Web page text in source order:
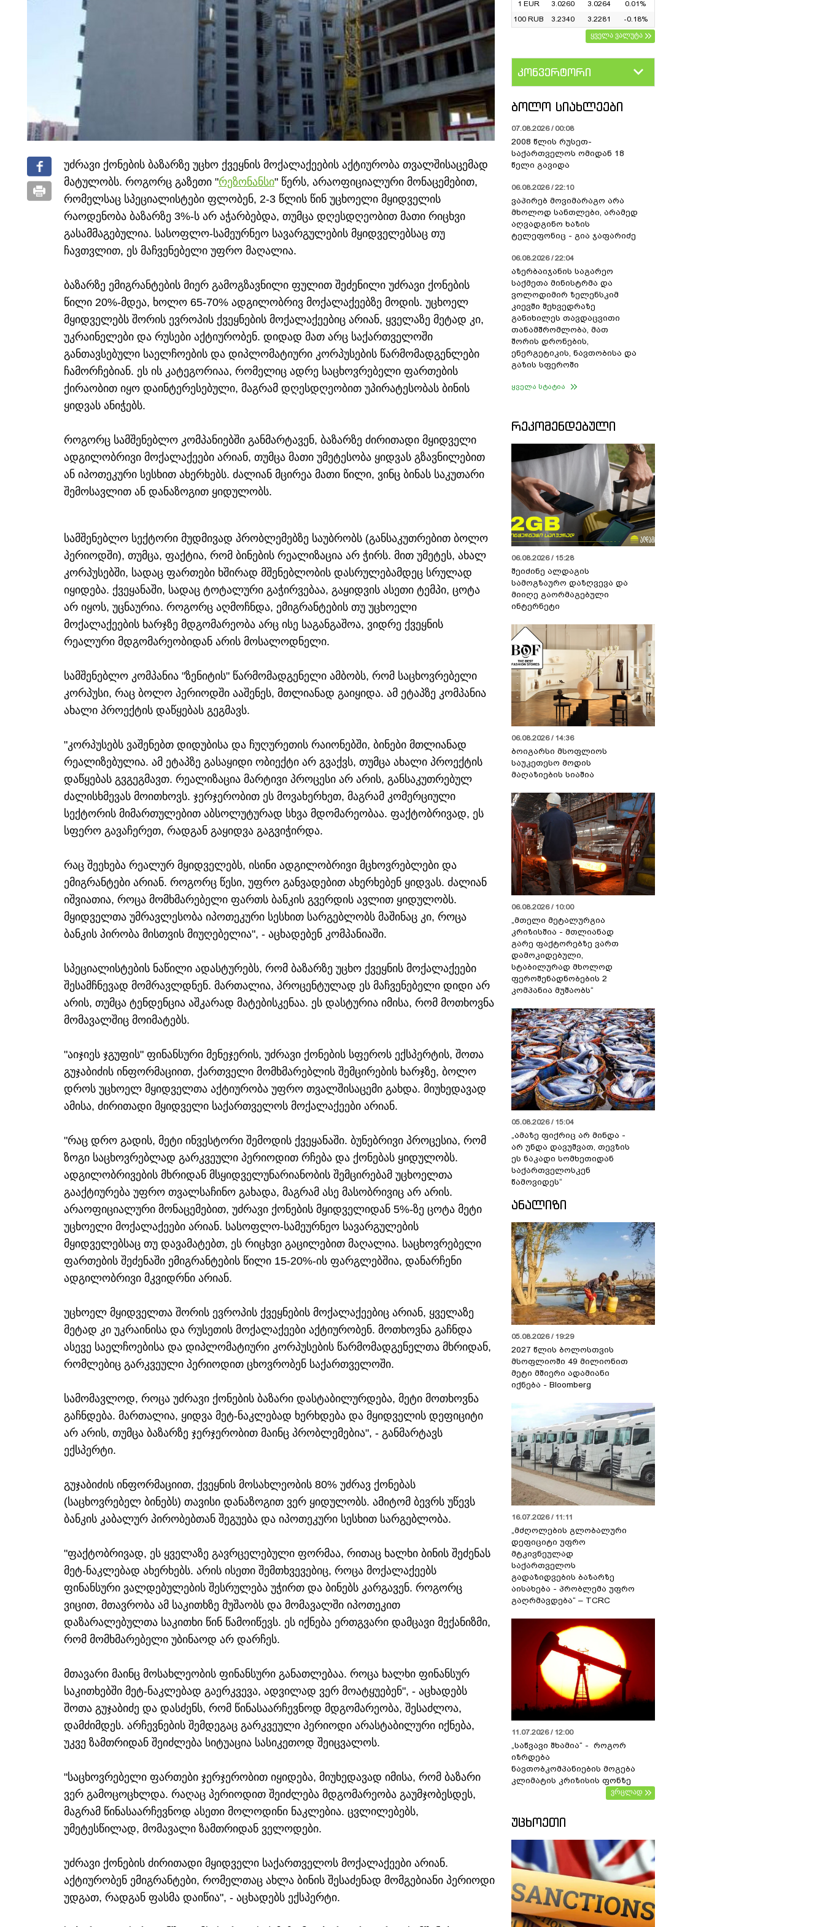
უძრავი ქონების ბაზარზე უცხო ქვეყნის მოქალაქეების აქტიურობა თვალშისაცემად
მატულობს. როგორც გაზეთი "რეზონანსი" წერს, არაოფიციალური მონაცემებით,
რომელსაც სპეციალისტები ფლობენ, 2-3 წლის წინ უცხოელი მყიდველის
რაოდენობა ბაზარზე 3%-ს არ აჭარბებდა, თუმცა დღესდღეობით მათი რიცხვი
გასამმაგებულია. სასოფლო-სამეურნეო სავარგულების მყიდველებსაც თუ
ჩავთვლით, ეს მაჩვენებელი უფრო მაღალია.
ბაზარზე ემიგრანტების მიერ გამოგზავნილი ფულით შეძენილი უძრავი ქონების
წილი 20%-მდეა, ხოლო 65-70% ადგილობრივ მოქალაქეებზე მოდის. უცხოელ
მყიდველებს შორის ევროპის ქვეყნების მოქალაქეებიც არიან, ყველაზე მეტად კი,
უკრაინელები და რუსები აქტიურობენ. დიდად მათ არც საქართველოში
განთავსებული საელჩოების და დიპლომატიური კორპუსების წარმომადგენლები
ჩამორჩებიან. ეს ის კატეგორიაა, რომელიც ადრე საცხოვრებელი ფართების
ქირაობით იყო დაინტერესებული, მაგრამ დღესდღეობით უპირატესობას ბინის
ყიდვას ანიჭებს.
როგორც სამშენებლო კომპანიებში განმარტავენ, ბაზარზე ძირითადი მყიდველი
ადგილობრივი მოქალაქეები არიან, თუმცა მათი უმეტესობა ყიდვას გზავნილებით
ან იპოთეკური სესხით ახერხებს. ძალიან მცირეა მათი წილი, ვინც ბინას საკუთარი
შემოსავლით ან დანაზოგით ყიდულობს.
სამშენებლო სექტორი მუდმივად პრობლემებზე საუბრობს (განსაკუთრებით ბოლო
პერიოდში), თუმცა, ფაქტია, რომ ბინების რეალიზაცია არ ჭირს. მით უმეტეს, ახალ
კორპუსებში, სადაც ფართები ხშირად მშენებლობის დასრულებამდეც სრულად
იყიდება. ქვეყანაში, სადაც ტოტალური გაჭირვებაა, გაყიდვის ასეთი ტემპი, ცოტა
არ იყოს, უცნაურია. როგორც აღმოჩნდა, ემიგრანტების თუ უცხოელი
მოქალაქეების ხარჯზე მდგომარეობა არც ისე საგანგაშოა, ვიდრე ქვეყნის
რეალური მდგომარეობიდან არის მოსალოდნელი.
სამშენებლო კომპანია "ზენიტის" წარმომადგენელი ამბობს, რომ საცხოვრებელი
კორპუსი, რაც ბოლო პერიოდში ააშენეს, მთლიანად გაიყიდა. ამ ეტაპზე კომპანია
ახალი პროექტის დაწყებას გეგმავს.
"კორპუსებს ვაშენებთ დიდუბისა და ჩუღურეთის რაიონებში, ბინები მთლიანად
რეალიზებულია. ამ ეტაპზე გასაყიდი ობიექტი არ გვაქვს, თუმცა ახალი პროექტის
დაწყებას გვგეგმავთ. რეალიზაცია მარტივი პროცესი არ არის, განსაკუთრებულ
ძალისხმევას მოითხოვს. ჯერჯერობით ეს მოვახერხეთ, მაგრამ კომერციული
სექტორის მიმართულებით აბსოლუტურად სხვა მდომარეობაა. ფაქტობრივად, ეს
სფერო გავაჩერეთ, რადგან გაყიდვა გაგვიჭირდა.
რაც შეეხება რეალურ მყიდველებს, ისინი ადგილობრივი მცხოვრებლები და
ემიგრანტები არიან. როგორც წესი, უფრო განვადებით ახერხებენ ყიდვას. ძალიან
იშვიათია, როცა მომხმარებელი ფართს ბანკის გვერდის ავლით ყიდულობს.
მყიდველთა უმრავლესობა იპოთეკური სესხით სარგებლობს მაშინაც კი, როცა
ბანკის პირობა მისთვის მიუღებელია", - აცხადებენ კომპანიაში.
სპეციალისტების ნაწილი ადასტურებს, რომ ბაზარზე უცხო ქვეყნის მოქალაქეები
შესამჩნევად მომრავლდნენ. მართალია, პროცენტულად ეს მაჩვენებელი დიდი არ
არის, თუმცა ტენდენცია აშკარად მატებისკენაა. ეს დასტურია იმისა, რომ მოთხოვნა
მომავალშიც მოიმატებს.
"აიჯიეს ჯგუფის" ფინანსური მენეჯერის, უძრავი ქონების სფეროს ექსპერტის, შოთა
გუჯაბიძის ინფორმაციით, ქართველი მომხმარებლის შემცირების ხარჯზე, ბოლო
დროს უცხოელ მყიდველთა აქტიურობა უფრო თვალშისაცემი გახდა. მიუხედავად
ამისა, ძირითადი მყიდველი საქართველოს მოქალაქეები არიან.
"რაც დრო გადის, მეტი ინვესტორი შემოდის ქვეყანაში. ბუნებრივი პროცესია, რომ
ზოგი საცხოვრებლად გარკვეული პერიოდით რჩება და ქონებას ყიდულობს.
ადგილობრივების მხრიდან მსყიდველუნარიანობის შემცირებამ უცხოელთა
გააქტიურება უფრო თვალსაჩინო გახადა, მაგრამ ასე მასობრივიც არ არის.
არაოფიციალური მონაცემებით, უძრავი ქონების მყიდველიდან 5%-ზე ცოტა მეტი
უცხოელი მოქალაქეები არიან. სასოფლო-სამეურნეო სავარგულების
მყიდველებსაც თუ დავამატებთ, ეს რიცხვი გაცილებით მაღალია. საცხოვრებელი
ფართების შეძენაში ემიგრანტების წილი 15-20%-ის ფარგლებშია, დანარჩენი
ადგილობრივი მკვიდრნი არიან.
უცხოელ მყიდველთა შორის ევროპის ქვეყნების მოქალაქეებიც არიან, ყველაზე
მეტად კი უკრაინისა და რუსეთის მოქალაქეები აქტიურობენ. მოთხოვნა გაჩნდა
ასევე საელჩოებისა და დიპლომატიური კორპუსების წარმომადგენელთა მხრიდან,
რომლებიც გარკვეული პერიოდით ცხოვრობენ საქართველოში.
სამომავლოდ, როცა უძრავი ქონების ბაზარი დასტაბილურდება, მეტი მოთხოვნა
გაჩნდება. მართალია, ყიდვა მეტ-ნაკლებად ხერხდება და მყიდველის დეფიციტი
არ არის, თუმცა ბაზარზე ჯერჯერობით მაინც პრობლემებია", - განმარტავს
ექსპერტი.
გუჯაბიძის ინფორმაციით, ქვეყნის მოსახლეობის 80% უძრავ ქონებას
(საცხოვრებელ ბინებს) თავისი დანაზოგით ვერ ყიდულობს. ამიტომ ბევრს უწევს
ბანკის კაბალურ პირობებთან შეგუება და იპოთეკური სესხით სარგებლობა.
"ფაქტობრივად, ეს ყველაზე გავრცელებული ფორმაა, რითაც ხალხი ბინის შეძენას
მეტ-ნაკლებად ახერხებს. არის ისეთი შემთხვევებიც, როცა მოქალაქეებს
ფინანსური ვალდებულების შესრულება უჭირთ და ბინებს კარგავენ. როგორც
ვიცით, მთავრობა ამ საკითხზე მუშაობს და მომავალში იპოთეკით
დაზარალებულთა საკითხი წინ წამოიწევს. ეს იქნება ერთგვარი დამცავი მექანიზმი,
რომ მომხმარებელი უბინაოდ არ დარჩეს.
მთავარი მაინც მოსახლეობის ფინანსური განათლებაა. როცა ხალხი ფინანსურ
საკითხებში მეტ-ნაკლებად გაერკვევა, ადვილად ვერ მოატყუებენ", - აცხადებს
შოთა გუჯაბიძე და დასძენს, რომ წინასაარჩევნოდ მდგომარეობა, შესაძლოა,
დამძიმდეს. არჩევნების შემდეგაც გარკვეული პერიოდი არასტაბილური იქნება,
უკვე ზამთრიდან შეიძლება სიტუაცია სასიკეთოდ შეიცვალოს.
"საცხოვრებელი ფართები ჯერჯერობით იყიდება, მიუხედავად იმისა, რომ ბაზარი
ვერ გამოცოცხლდა. რაღაც პერიოდით შეიძლება მდგომარეობა გაუმჯობესდეს,
მაგრამ წინასაარჩევნოდ ასეთი მოლოდინი ნაკლებია. ცვლილებებს,
უმეტესწილად, მომავალი ზამთრიდან ველოდები.
უძრავი ქონების ძირითადი მყიდველი საქართველოს მოქალაქეები არიან.
აქტიურობენ ემიგრანტები, რომელთაც ახლა ბინის შესაძენად მომგებიანი პერიოდი
უდგათ, რადგან ფასმა დაიწია", - აცხადებს ექსპერტი.
1 EUR
3.0260 3.0264
0.01%
100 RUB
3.2340 3.2281
-0.18%
ყველა ვალუტა
კონვერტორი
ᲑᲝᲚᲝ ᲡᲘᲐᲮᲚᲔᲔᲑᲘ
07.08.2026 / 00:08
2008 წლის რუსეთ-
საქართველოს ომიდან 18
წელი გავიდა
06.08.2026 / 22:10
ვაპირებ მოვიმარაგო არა
მხოლოდ სანთლები, არამედ
აღვადგინო ხაზის
ტელეფონიც - გია ჯაფარიძე
06.08.2026 / 22:04
აზერბაიჯანის საგარეო
საქმეთა მინისტრმა და
ვოლოდიმირ ზელენსკიმ
კიევში შეხვედრაზე
განიხილეს თავდაცვითი
თანამშრომლობა, მათ
შორის დრონების,
ენერგეტიკის, ნავთობისა და
გაზის სფეროში
ყველა სტატია
ᲠᲔᲙᲝᲛᲔᲜᲓᲔᲑᲣᲚᲘ
06.08.2026 / 15:28
შეიძინე ალდაგის
სამოგზაურო დაზღვევა და
მიიღე გაორმაგებული
ინტერნეტი
06.08.2026 / 14:36
ბოიგარსი მსოფლიოს
საუკეთესო მოდის
მაღაზიების სიაშია
06.08.2026 / 10:00
„მთელი მეტალურგია
კრიზისშია - მთლიანად
გარე ფაქტორებზე ვართ
დამოკიდებული,
სტაბილურად მხოლოდ
ფეროშენადნობების 2
კომპანია მუშაობს“
05.08.2026 / 15:04
„ამაზე ფიქრიც არ მინდა -
არ უნდა დავუშვათ, თევზის
ეს ნაკადი სომხეთიდან
საქართველოსკენ
წამოვიდეს“
ᲐᲜᲐᲚᲘᲖᲘ
05.08.2026 / 19:29
2027 წლის ბოლოსთვის
მსოფლიოში 49 მილიონით
მეტი მშიერი ადამიანი
იქნება - Bloomberg
16.07.2026 / 11:11
„მძღოლების გლობალური
დეფიციტი უფრო
მტკივნეულად
საქართველოს
გადაზიდვების ბაზარზე
აისახება - პრობლემა უფრო
გაღრმავდება“ – TCRC
11.07.2026 / 12:00
„საწვავი შხამია“ - როგორ
იზრდება
ნავთობკომპანიების მოგება
კლიმატის კრიზისის ფონზე
ვრცლად
ᲣᲪᲮᲝᲔᲗᲘ